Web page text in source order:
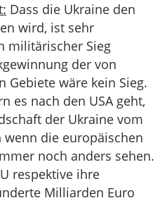
Dass die Ukraine den
wird, ist sehr
militärischer Sieg
der von
Gebiete wäre kein Sieg.
es nach den USA geht,
der Ukraine vom
wenn die europäischen
noch anders sehen.
respektive ihre
Milliarden Euro